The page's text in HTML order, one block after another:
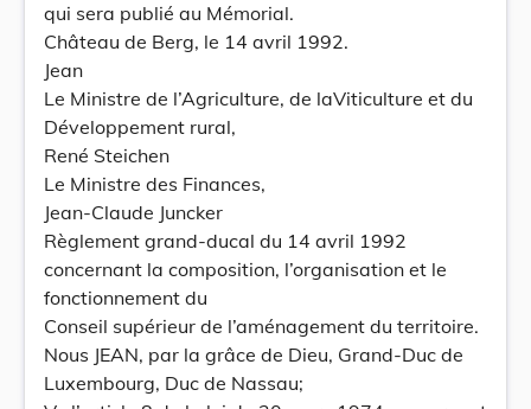
qui sera publié au Mémorial.
Château de Berg, le 14 avril 1992.
Jean
Le Ministre de l’Agriculture, de laViticulture et du
Développement rural,
René Steichen
Le Ministre des Finances,
Jean-Claude Juncker
Règlement grand-ducal du 14 avril 1992
concernant la composition, l’organisation et le
fonctionnement du
Conseil supérieur de l’aménagement du territoire.
Nous JEAN, par la grâce de Dieu, Grand-Duc de
Luxembourg, Duc de Nassau;